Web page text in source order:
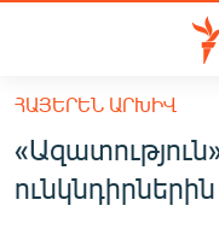
Մատչելիության
հիմնական
բովանդակությանը
Անցնել
հիմնական
ՀԱՅԱՍՏԱՆ
ՔԱՂԱՔԱԿԱՆ
ՀԱՅԵՐԵՆ ԱՐԽԻՎ
ունկնդիրներին